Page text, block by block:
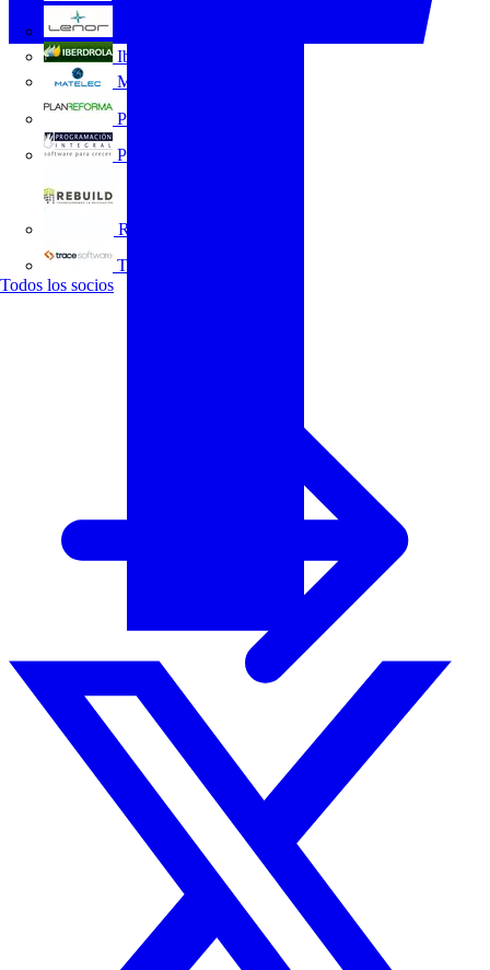
Iberdrola
MATELEC
Plan Reforma
Programación Integral
REBUILD
Trace Software
Todos los socios